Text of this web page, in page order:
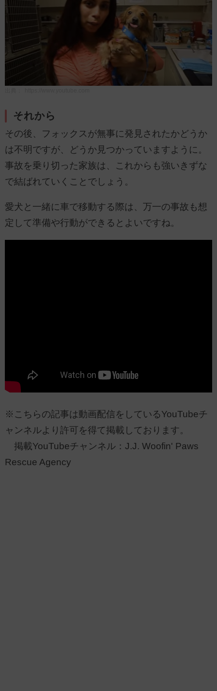
それから
その後、フォックスが無事に発見されたかどうか
は不明ですが、どうか見つかっていますように。
事故を乗り切った家族は、これからも強いきずな
で結ばれていくことでしょう。
愛犬と一緒に車で移動する際は、万一の事故も想
定して準備や行動ができるとよいですね。
※こちらの記事は動画配信をしているYouTubeチ
ャンネルより許可を得て掲載しております。
掲載YouTubeチャンネル：J.J. Woofin' Paws
Rescue Agency